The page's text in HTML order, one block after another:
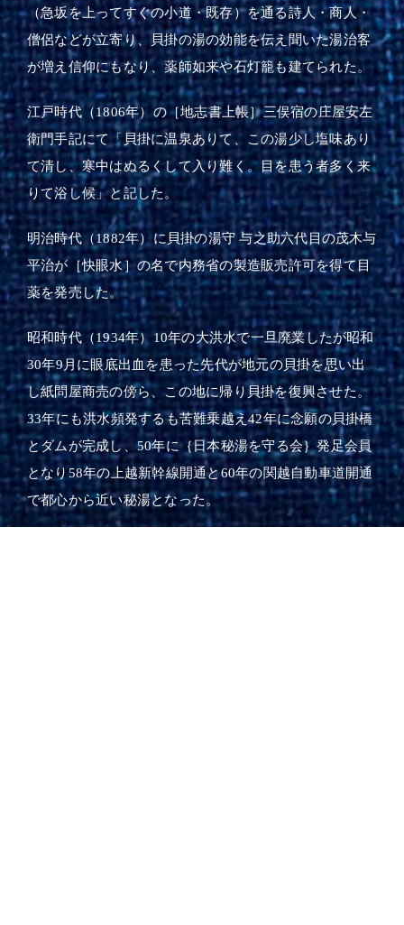
（急坂を上ってすぐの小道・既存）を通る詩人・商人・
僧侶などが立寄り、貝掛の湯の効能を伝え聞いた湯治客
が増え信仰にもなり、薬師如来や石灯籠も建てられた。
江戸時代（1806年）の［地志書上帳］三俣宿の庄屋安左
衛門手記にて「貝掛に温泉ありて、この湯少し塩味あり
て清し、寒中はぬるくして入り難く。目を患う者多く来
りて浴し候」と記した。
明治時代（1882年）に貝掛の湯守 与之助六代目の茂木与
平治が［快眼水］の名で内務省の製造販売許可を得て目
薬を発売した。
昭和時代（1934年）10年の大洪水で一旦廃業したが昭和
30年9月に眼底出血を患った先代が地元の貝掛を思い出
し紙問屋商売の傍ら、この地に帰り貝掛を復興させた。
33年にも洪水頻発するも苦難乗越え42年に念願の貝掛橋
とダムが完成し、50年に｛日本秘湯を守る会｝発足会員
となり58年の上越新幹線開通と60年の関越自動車道開通
で都心から近い秘湯となった。